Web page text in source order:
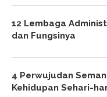
12 Lembaga
dan Fungsinya
4 Perwujudan
Kehidupan Sehari-